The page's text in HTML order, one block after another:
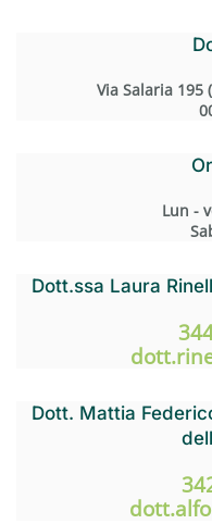
Via Salaria 195
Lun -
Dott.ssa Laura
Dott. Mattia